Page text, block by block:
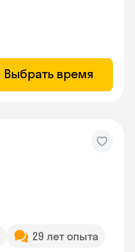
Выбрать время
29 лет опыта